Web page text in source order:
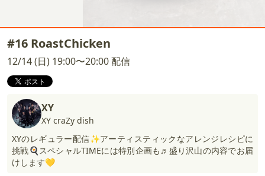
#16 RoastChicken
12/14 (日) 19:00〜20:00 配信
XY
XY craZy dish
XYのレギュラー配信✨アーティスティックなアレンジレシピに
挑戦🍳スペシャルTIMEには特別企画も♬盛り沢山の内容でお届
けします💛